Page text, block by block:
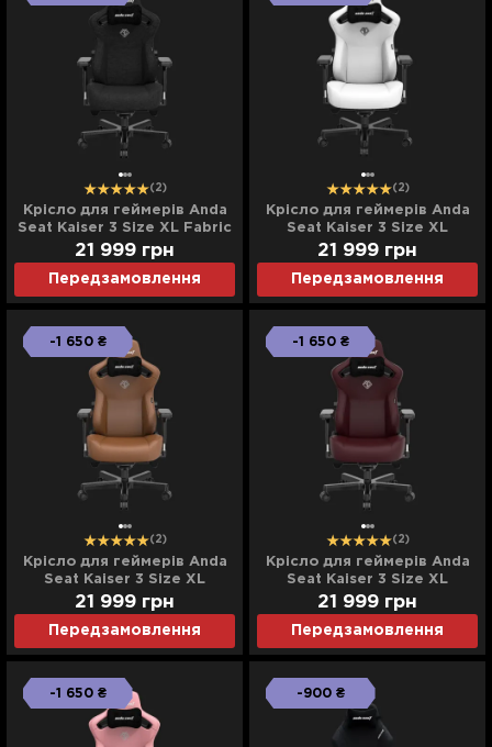
(2)
Крісло для геймерів Anda
Seat Kaiser 3 Size XL Fabric
(Black) (UA)
Передзамовлення
21 999 грн
(2)
Крісло для геймерів Anda
Seat Kaiser 3 Size XL
(White) (UA)
Передзамовлення
21 999 грн
-1 650 ₴
(2)
Крісло для геймерів Anda
Seat Kaiser 3 Size XL
(Brown) (UA)
Передзамовлення
21 999 грн
-1 650 ₴
(2)
Крісло для геймерів Anda
Seat Kaiser 3 Size XL
(Maroon) (UA)
Передзамовлення
21 999 грн
-1 650 ₴ -900 ₴